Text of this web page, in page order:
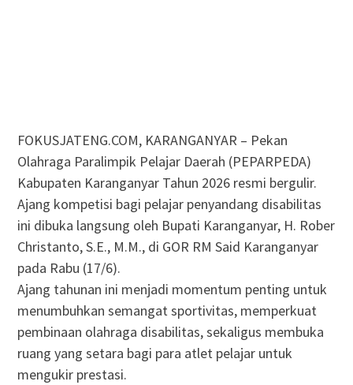
FOKUSJATENG.COM, KARANGANYAR – Pekan
Olahraga Paralimpik Pelajar Daerah (PEPARPEDA)
Kabupaten Karanganyar Tahun 2026 resmi bergulir.
Ajang kompetisi bagi pelajar penyandang disabilitas
ini dibuka langsung oleh Bupati Karanganyar, H. Rober
Christanto, S.E., M.M., di GOR RM Said Karanganyar
pada Rabu (17/6).
Ajang tahunan ini menjadi momentum penting untuk
menumbuhkan semangat sportivitas, memperkuat
pembinaan olahraga disabilitas, sekaligus membuka
ruang yang setara bagi para atlet pelajar untuk
mengukir prestasi.